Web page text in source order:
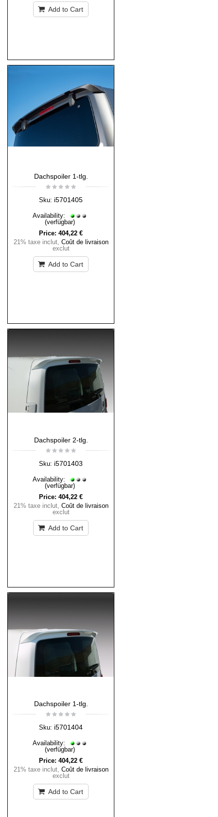
Add to Cart
Dachspoiler 1-tlg.
Sku: i5701405
Availability:
(verfügbar)
Price: 404,22 €
21% taxe inclut, Coût de livraison
exclut
Add to Cart
Dachspoiler 2-tlg.
Sku: i5701403
Availability:
(verfügbar)
Price: 404,22 €
21% taxe inclut, Coût de livraison
exclut
Add to Cart
Dachspoiler 1-tlg.
Sku: i5701404
Availability:
(verfügbar)
Price: 404,22 €
21% taxe inclut, Coût de livraison
exclut
Add to Cart